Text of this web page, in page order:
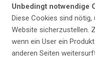
Unbedingt notwendige
Diese Cookies sind
Website sicherzustellen.
wenn ein User ein
anderen Seiten